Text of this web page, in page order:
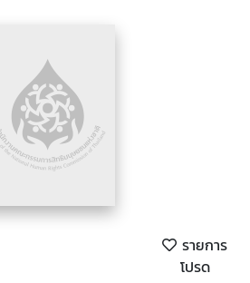
รายการ
โปรด